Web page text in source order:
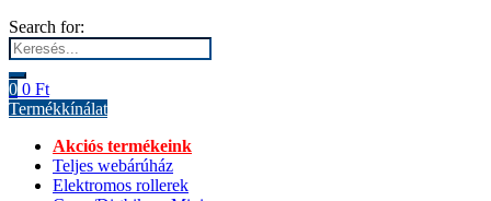
Search for:
0 0 Ft
Termékkínálat
Akciós termékeink
Teljes webárúház
Elektromos rollerek